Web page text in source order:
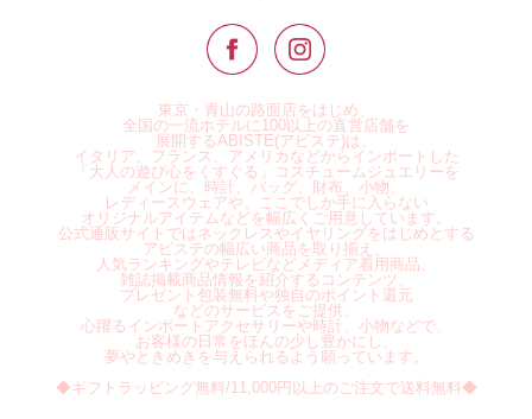
東京・青山の路面店をはじめ、
全国の一流ホテルに100以上の直営店舗を
展開するABISTE(アビステ)は、
イタリア、フランス、アメリカなどからインポートした
「大人の遊び心をくすぐる」コスチュームジュエリーを
メインに、時計、バッグ、財布、小物、
レディースウェアや、ここでしか手に入らない
オリジナルアイテムなどを幅広くご用意しています。
公式通販サイトではネックレスやイヤリングをはじめとする
アビステの幅広い商品を取り揃え、
人気ランキングやテレビなどメディア着用商品、
雑誌掲載商品情報を紹介するコンテンツ、
プレゼント包装無料や独自のポイント還元
などのサービスをご提供。
心躍るインポートアクセサリーや時計、小物などで、
お客様の日常をほんの少し豊かにし、
夢やときめきを与えられるよう願っています。
◆ギフトラッピング無料/11,000円以上のご注文で送料無料◆